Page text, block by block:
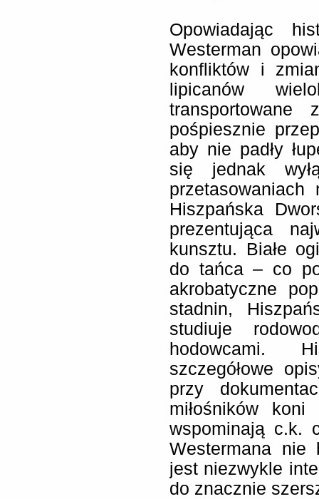
Opowiadając
Westerman
konfliktów i
lipicanów
pośpiesznie
aby nie padły
się jednak
Hiszpańska
prezentująca
kunsztu. Białe
do tańca – co
akrobatyczne
stadnin,
studiuje
hodowcami.
szczegółowe
przy
miłośników
wspominają c.k.
Westermana
jest niezwykle
do znacznie